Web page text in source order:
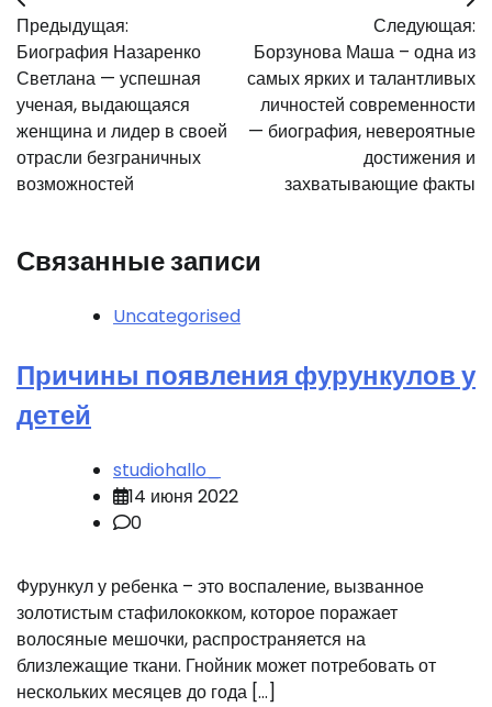
по
записям
Предыдущая:
Биография Назаренко
Светлана — успешная
ученая, выдающаяся
женщина и лидер в своей
отрасли безграничных
возможностей
Следующая:
Борзунова Маша – одна из
самых ярких и талантливых
личностей современности
— биография, невероятные
достижения и
захватывающие факты
Связанные записи
Uncategorised
Причины появления фурункулов у
детей
studiohallo_
14 июня 2022
0
Фурункул у ребенка – это воспаление, вызванное
золотистым стафилококком, которое поражает
волосяные мешочки, распространяется на
близлежащие ткани. Гнойник может потребовать от
нескольких месяцев до года […]